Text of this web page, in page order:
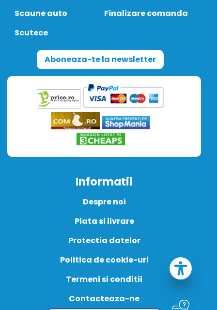
Scaune auto
Scutece
Finalizare comanda
Aboneaza-te la newsletter
Informatii
Despre noi
Plata si livrare
Protectia datelor
Politica de cookie-uri
Termeni si conditii
Contacteaza-ne